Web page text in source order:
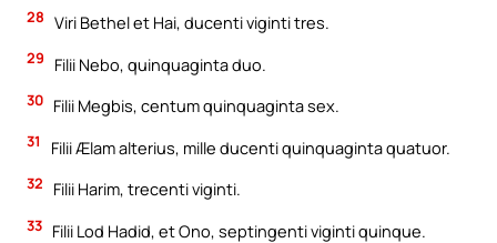
28 Viri Bethel et Hai, ducenti viginti tres.
29 Filii Nebo, quinquaginta duo.
30 Filii Megbis, centum quinquaginta sex.
31 Filii Ælam alterius, mille ducenti quinquaginta quatuor.
32 Filii Harim, trecenti viginti.
33 Filii Lod Hadid, et Ono, septingenti viginti quinque.